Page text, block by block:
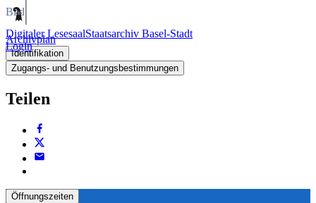
Digitaler LesesaalStaatsarchiv Basel-Stadt
Login
Bild
Archivplan
Identifikation
Zugangs- und Benutzungsbestimmungen
Teilen
Öffnungszeiten